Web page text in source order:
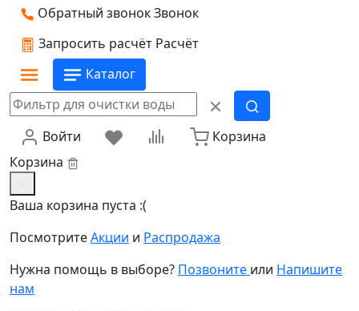
Обратный звонокЗвонок
Запросить расчёт Расчёт
Каталог
Войти
Корзина
Корзина
Ваша корзина пуста :(
ПосмотритеАкции и Распродажа
Нужна помощь в выборе? Позвоните или Напишите
нам